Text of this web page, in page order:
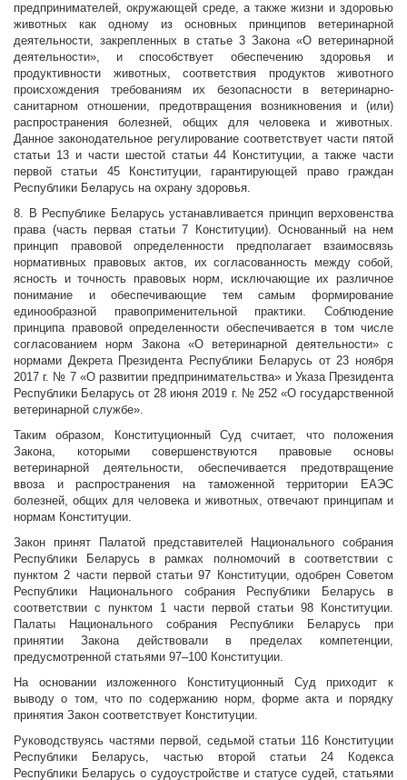
предпринимателей, окружающей среде, а также жизни и здоровью
животных как одному из основных принципов ветеринарной
деятельности, закрепленных в статье 3 Закона «О ветеринарной
деятельности», и способствует обеспечению здоровья и
продуктивности животных, соответствия продуктов животного
происхождения требованиям их безопасности в ветеринарно-
санитарном отношении, предотвращения возникновения и (или)
распространения болезней, общих для человека и животных.
Данное законодательное регулирование соответствует части пятой
статьи 13 и части шестой статьи 44 Конституции, а также части
первой статьи 45 Конституции, гарантирующей право граждан
Республики Беларусь на охрану здоровья.
8. В Республике Беларусь устанавливается принцип верховенства
права (часть первая статьи 7 Конституции). Основанный на нем
принцип правовой определенности предполагает взаимосвязь
нормативных правовых актов, их согласованность между собой,
ясность и точность правовых норм, исключающие их различное
понимание и обеспечивающие тем самым формирование
единообразной правоприменительной практики. Соблюдение
принципа правовой определенности обеспечивается в том числе
согласованием норм Закона «О ветеринарной деятельности» с
нормами Декрета Президента Республики Беларусь от 23 ноября
2017 г. № 7 «О развитии предпринимательства» и Указа Президента
Республики Беларусь от 28 июня 2019 г. № 252 «О государственной
ветеринарной службе».
Таким образом, Конституционный Суд считает, что положения
Закона, которыми совершенствуются правовые основы
ветеринарной деятельности, обеспечивается предотвращение
ввоза и распространения на таможенной территории ЕАЭС
болезней, общих для человека и животных, отвечают принципам и
нормам Конституции.
Закон принят Палатой представителей Национального собрания
Республики Беларусь в рамках полномочий в соответствии с
пунктом 2 части первой статьи 97 Конституции, одобрен Советом
Республики Национального собрания Республики Беларусь в
соответствии с пунктом 1 части первой статьи 98 Конституции.
Палаты Национального собрания Республики Беларусь при
принятии Закона действовали в пределах компетенции,
предусмотренной статьями 97–100 Конституции.
На основании изложенного Конституционный Суд приходит к
выводу о том, что по содержанию норм, форме акта и порядку
принятия Закон соответствует Конституции.
Руководствуясь частями первой, седьмой статьи 116 Конституции
Республики Беларусь, частью второй статьи 24 Кодекса
Республики Беларусь о судоустройстве и статусе судей, статьями